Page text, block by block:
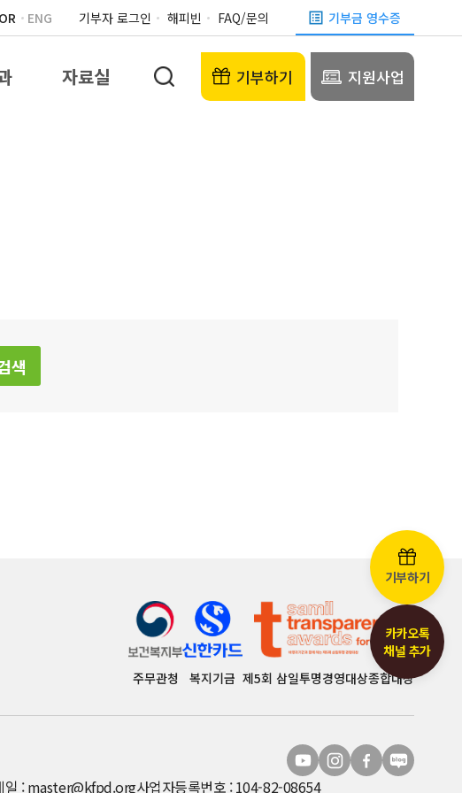
ENG 기부자 로그인 해피빈 FAQ/문의 기부금 영수증
자료실 기부하기 지원사업
색
기부하기
카카오톡
채널 추가
주무관청 복지기금 제5회 삼일투명경영대상종합대상
일 : master@kfpd.org사업자등록번호 : 104-82-08654